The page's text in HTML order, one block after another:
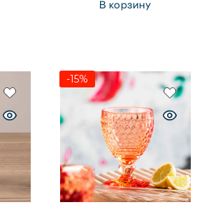
В корзину
-15%